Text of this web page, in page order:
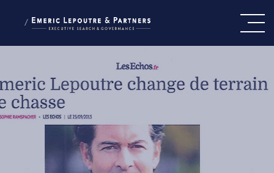
/
CE QUI NOUS GUIDE
NOTRE ÉQUIPE